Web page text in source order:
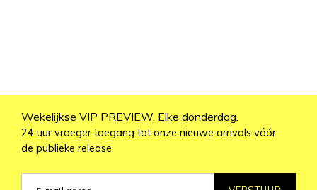
Wekelijkse VIP PREVIEW. Elke donderdag.
24 uur vroeger toegang tot onze nieuwe arrivals vóór
de publieke release.